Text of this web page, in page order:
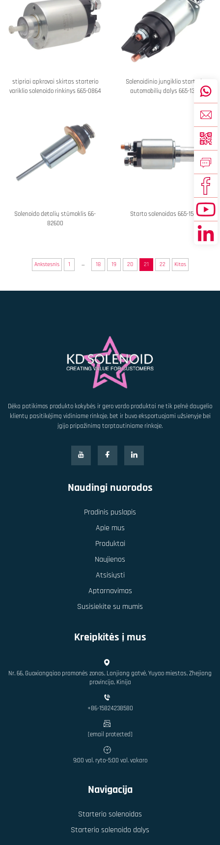
stipriai apkrovai skirtas starterio
variklio solenoido rinkinys 665-0864
Solenoidinio jungiklio starterio
automobilių dalys 665-1362
Solenoido detalių stūmoklis 66-
82600
Starto solenoidas 665-1545
Ankstesnis 1 ... 18 19 20 21 22 Kitas
Dėka patikimos produkto kokybės ir gero vardo produktai ne tik pelnė daugelio
klientų pasitikėjimą vidiniame rinkoje, bet ir buvo eksportuojami užsienyje bei
įgijo pripažinimą tarptautiniame rinkoje.
Naudingi nuorodos
Pradinis puslapis
Apie mus
Produktai
Naujienos
Atsisiųsti
Aptarnavimas
Susisiekite su mumis
Kreipkitės į mus
Nr. 66, Guoxiangqiao pramonės zonos, Lanjiang gatvė, Yuyao miestas, Zhejiang
provincija, Kinija
+86-15824238580
[email protected]
9:00 val. ryto–5:00 val. vakaro
Navigacija
Starterio solenoidas
Starterio solenoido dalys